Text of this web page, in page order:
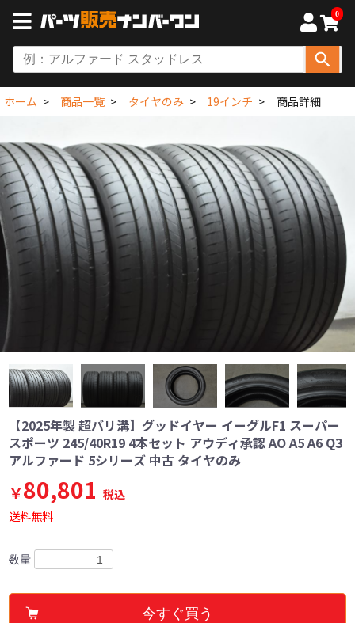
0
ホーム 商品一覧 タイヤのみ 19インチ 商品詳細
【2025年製 超バリ溝】グッドイヤー イーグルF1 スーパー
スポーツ 245/40R19 4本セット アウディ承認 AO A5 A6 Q3
アルファード 5シリーズ 中古 タイヤのみ
￥80,801 税込
送料無料
数量
今すぐ買う